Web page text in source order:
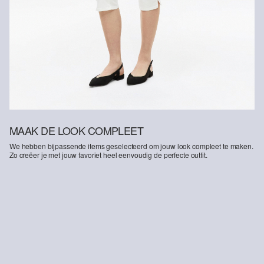
MAAK DE LOOK COMPLEET
We hebben bijpassende items geselecteerd om jouw look compleet te maken.
Zo creëer je met jouw favoriet heel eenvoudig de perfecte outfit.